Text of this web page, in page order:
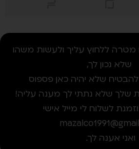
מטרה ללחוץ עליך ולעשות משהו
שלא נכון לך,
שלא יהיה כאן פספוס
שלך שלא נתתי לך מענה עליה!
לשלוח לי מייל אישי
ואני אענה לך.